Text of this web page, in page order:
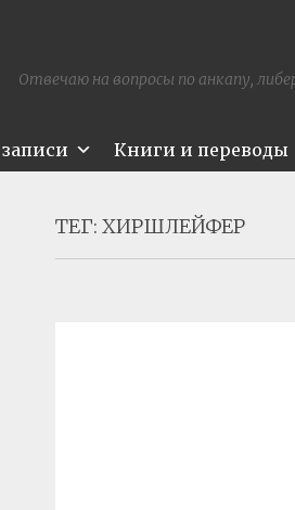
Отвечаю на вопросы по анкапу,
Книги и переводы
ТЕГ: ХИРШЛЕЙФЕР